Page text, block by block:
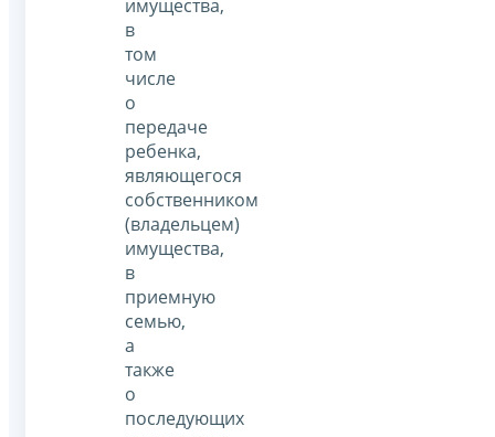
имущества,
в
том
числе
о
передаче
ребенка,
являющегося
собственником
(владельцем)
имущества,
в
приемную
семью,
а
также
о
последующих